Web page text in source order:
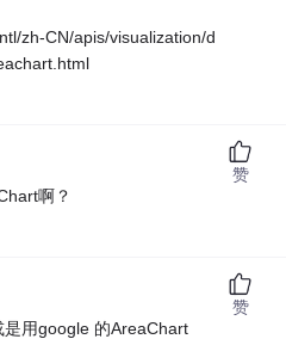
zh-CN/apis/visualization/d
啊？
赞
用google 的AreaChart
赞